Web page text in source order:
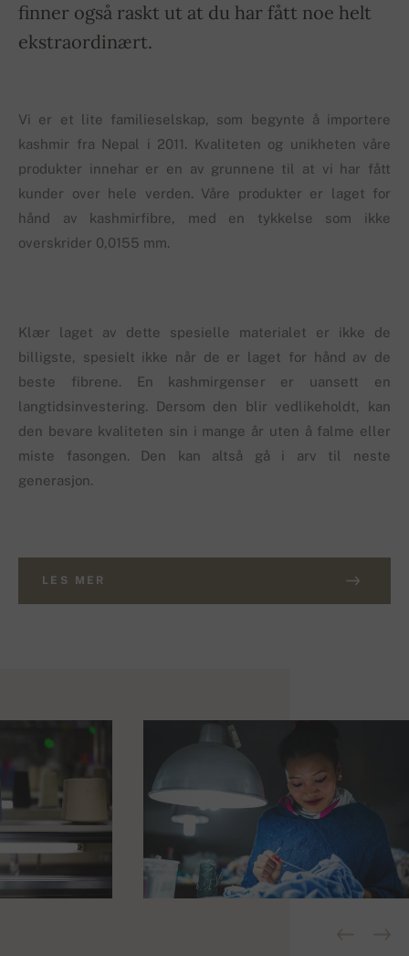
finner også raskt ut at du har fått noe helt
ekstraordinært.
Vi er et lite familieselskap, som begynte å importere
kashmir fra Nepal i 2011. Kvaliteten og unikheten våre
produkter innehar er en av grunnene til at vi har fått
kunder over hele verden. Våre produkter er laget for
hånd av kashmirfibre, med en tykkelse som ikke
overskrider 0,0155 mm.
Klær laget av dette spesielle materialet er ikke de
billigste, spesielt ikke når de er laget for hånd av de
beste fibrene. En kashmirgenser er uansett en
langtidsinvestering. Dersom den blir vedlikeholdt, kan
den bevare kvaliteten sin i mange år uten å falme eller
miste fasongen. Den kan altså gå i arv til neste
generasjon.
LES MER